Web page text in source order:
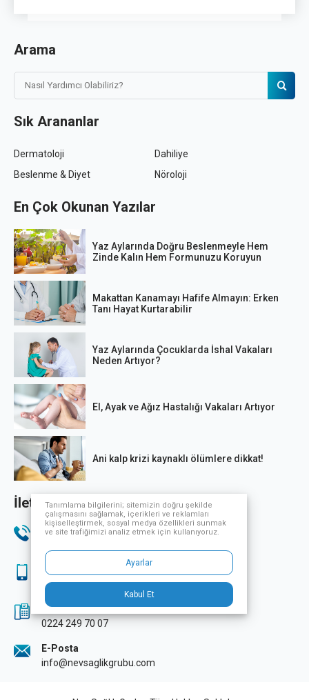
Arama
Sık Arananlar
Dermatoloji
Dahiliye
Beslenme & Diyet
Nöroloji
En Çok Okunan Yazılar
Yaz Aylarında Doğru Beslenmeyle Hem
Zinde Kalın Hem Formunuzu Koruyun
Makattan Kanamayı Hafife Almayın: Erken
Tanı Hayat Kurtarabilir
Yaz Aylarında Çocuklarda İshal Vakaları
Neden Artıyor?
El, Ayak ve Ağız Hastalığı Vakaları Artıyor
Ani kalp krizi kaynaklı ölümlere dikkat!
İletişim Bilgileri
Telefon
Sağlık Turizmi
444 33 32
Fax
0224 249 70 07
E-Posta
info@nevsaglikgrubu.com
Tanımlama bilgilerini; sitemizin doğru şekilde
çalışmasını sağlamak, içerikleri ve reklamları
kişiselleştirmek, sosyal medya özellikleri sunmak
ve site trafiğimizi analiz etmek için kullanıyoruz.
Ayarlar
Kabul Et